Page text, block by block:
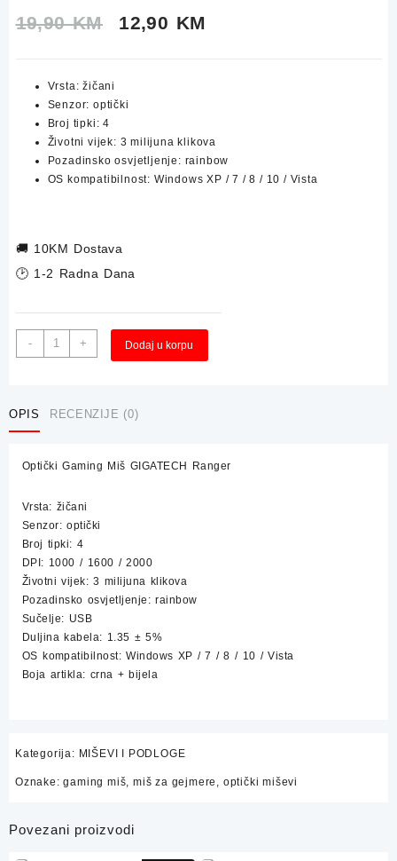
19,90KM
Original
12,90 KM
Vrsta: žičani
Senzor: optički
Broj tipki: 4
Životni vijek: 3 milijuna klikova
Pozadinsko osvjetljenje: rainbow
OS kompatibilnost: Windows XP / 7 / 8 / 10 / Vista
🚚 10KM Dostava
🕑 1-2 Radna Dana
-
Optički
Gaming
Ranger
+ Dodaj u korpu
OPIS RECENZIJE (0)
Optički Gaming Miš GIGATECH Ranger
Vrsta: žičani
Senzor: optički
Broj tipki: 4
DPI: 1000 / 1600 / 2000
Životni vijek: 3 milijuna klikova
Pozadinsko osvjetljenje: rainbow
Sučelje: USB
Duljina kabela: 1.35 ± 5%
OS kompatibilnost: Windows XP / 7 / 8 / 10 / Vista
Boja artikla: crna + bijela
Kategorija: MIŠEVI I PODLOGE
Oznake:gaming miš,miš za gejmere , optički miševi
Povezani proizvodi